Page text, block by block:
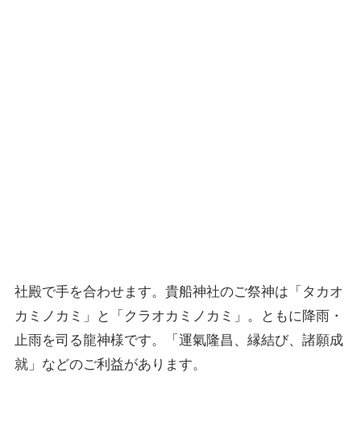
社殿で手を合わせます。貴船神社のご祭神は「タカオ
カミノカミ」と「クラオカミノカミ」。ともに降雨・
止雨を司る龍神様です。「運氣隆昌、縁結び、諸願成
就」などのご利益があります。